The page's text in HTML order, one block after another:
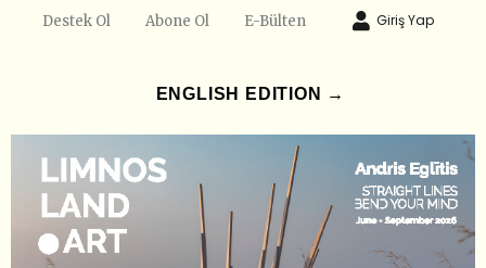
Destek Ol Abone Ol E-Bülten Giriş Yap
ENGLISH EDITION →